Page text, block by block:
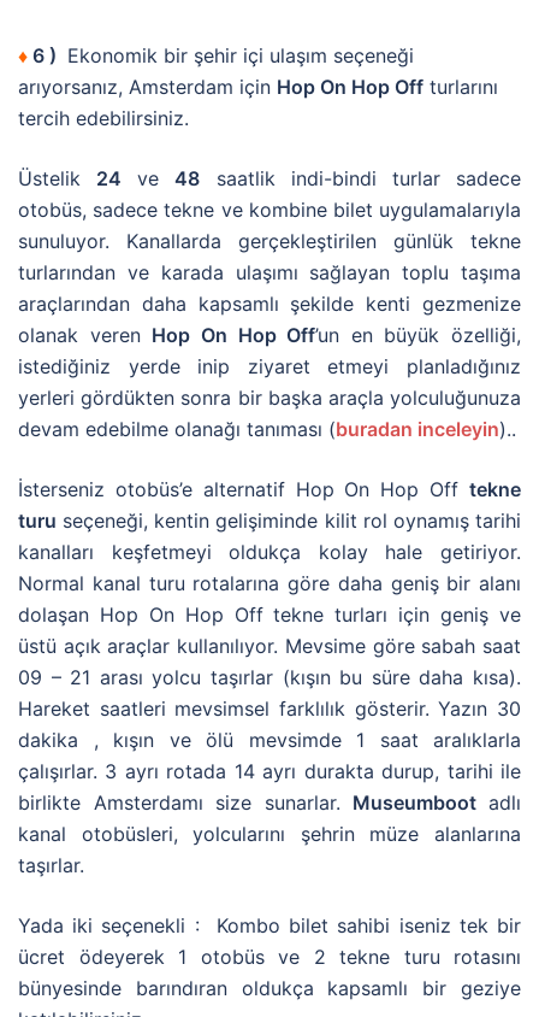
♦ 6 ) Ekonomik bir şehir içi ulaşım seçeneği
arıyorsanız, Amsterdam için Hop On Hop Off turlarını
tercih edebilirsiniz.
Üstelik 24 ve48 saatlik indi-bindi turlar sadece
otobüs, sadece tekne ve kombine bilet uygulamalarıyla
sunuluyor. Kanallarda gerçekleştirilen günlük tekne
turlarından ve karada ulaşımı sağlayan toplu taşıma
araçlarından daha kapsamlı şekilde kenti gezmenize
olanak veren Hop On Hop Off’un en büyük özelliği,
istediğiniz yerde inip ziyaret etmeyi planladığınız
yerleri gördükten sonra bir başka araçla yolculuğunuza
devam edebilme olanağı tanıması (buradan inceleyin)..
İsterseniz otobüs’e alternatif Hop On Hop Off tekne
turu seçeneği, kentin gelişiminde kilit rol oynamış tarihi
kanalları keşfetmeyi oldukça kolay hale getiriyor.
Normal kanal turu rotalarına göre daha geniş bir alanı
dolaşan Hop On Hop Off tekne turları için geniş ve
üstü açık araçlar kullanılıyor. Mevsime göre sabah saat
09 – 21 arası yolcu taşırlar (kışın bu süre daha kısa).
Hareket saatleri mevsimsel farklılık gösterir. Yazın 30
dakika , kışın ve ölü mevsimde 1 saat aralıklarla
çalışırlar. 3 ayrı rotada 14 ayrı durakta durup, tarihi ile
birlikte Amsterdamı size sunarlar. Museumbootadlı
kanal otobüsleri, yolcularını şehrin müze alanlarına
taşırlar.
Yada iki seçenekli : Kombo bilet sahibi iseniz tek bir
ücret ödeyerek 1 otobüs ve 2 tekne turu rotasını
bünyesinde barındıran oldukça kapsamlı bir geziye